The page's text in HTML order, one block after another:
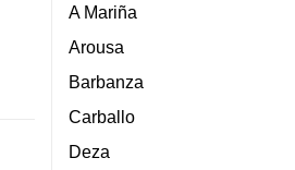
A Mariña
Arousa
Barbanza
Carballo
Deza